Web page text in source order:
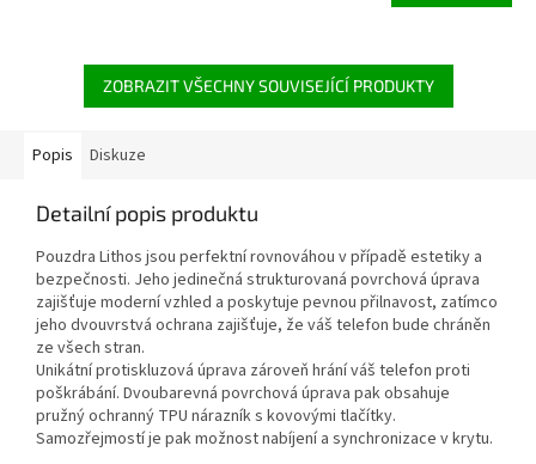
ZOBRAZIT VŠECHNY SOUVISEJÍCÍ PRODUKTY
Popis Diskuze
Detailní popis produktu
Pouzdra Lithos jsou perfektní rovnováhou v případě estetiky a
bezpečnosti. Jeho jedinečná strukturovaná povrchová úprava
zajišťuje moderní vzhled a poskytuje pevnou přilnavost, zatímco
jeho dvouvrstvá ochrana zajišťuje, že váš telefon bude chráněn
ze všech stran.
Unikátní protiskluzová úprava zároveň hrání váš telefon proti
poškrábání. Dvoubarevná povrchová úprava pak obsahuje
pružný ochranný TPU nárazník s kovovými tlačítky.
Samozřejmostí je pak možnost nabíjení a synchronizace v krytu.